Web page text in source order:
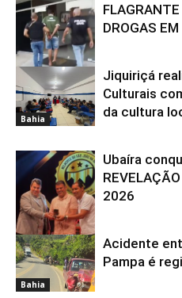
Bahia
DROGAS
Bahia
Jiquiriçá
Culturais
da cultura
Bahia
Ubaíra
2026
Bahia
Acidente
Pampa é